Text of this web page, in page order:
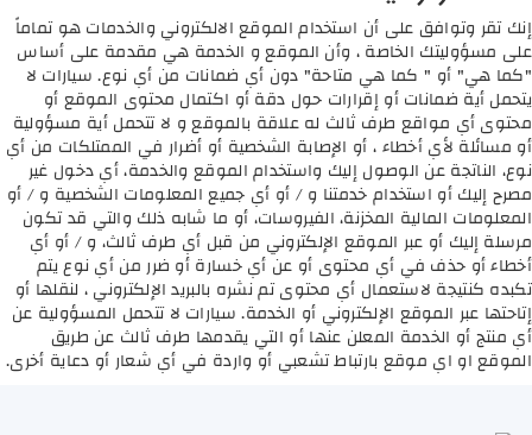
إنك تقر وتوافق على أن استخدام الموقع الالكتروني والخدمات هو تماماً
على مسؤوليتك الخاصة ، وأن الموقع و الخدمة هي مقدمة على أساس
"كما هي" أو " كما هي متاحة" دون أي ضمانات من أي نوع. سيارات لا
يتحمل أية ضمانات أو إقرارات حول دقة أو اكتمال محتوى الموقع أو
محتوى أي مواقع طرف ثالث له علاقة بالموقع و لا تتحمل أية مسؤولية
أو مسائلة لأي أخطاء ، أو الإصابة الشخصية أو أضرار في الممتلكات من أي
نوع، الناتجة عن الوصول إليك واستخدام الموقع والخدمة، أي دخول غير
مصرح إليك أو استخدام خدمتنا و / أو أي جميع المعلومات الشخصية و / أو
المعلومات المالية المخزنة، الفيروسات، أو ما شابه ذلك والتي قد تكون
مرسلة إليك أو عبر الموقع الإلكتروني من قبل أي طرف ثالث، و / أو أي
أخطاء أو حذف في أي محتوى أو عن أي خسارة أو ضرر من أي نوع يتم
تكبده كنتيجة لاستعمال أي محتوى تم نشره بالبريد الإلكتروني ، لنقلها أو
إتاحتها عبر الموقع الإلكتروني أو الخدمة. سيارات لا تتحمل المسؤولية عن
أي منتج أو الخدمة المعلن عنها أو التي يقدمها طرف ثالث عن طريق
الموقع او اي موقع بارتباط تشعبي أو واردة في أي شعار أو دعاية أخرى.